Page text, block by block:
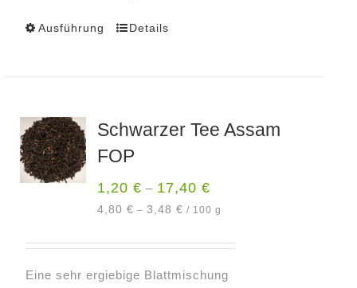
Ausführung
Dieses
auf.
Die
können
auf
gewählt
Details
Schwarzer Tee Assam
FOP
1,20€ – 17,40€
4,80€ –3,48€ / 100 g
Eine sehr ergiebige Blattmischung